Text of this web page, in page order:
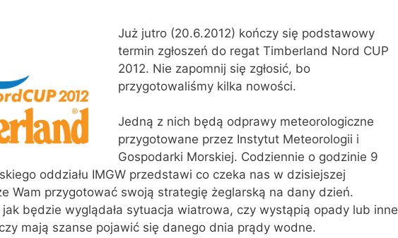
Już jutro (20.6.2012) kończy się podstawowy
termin zgłoszeń do regat Timberland Nord CUP
2012. Nie zapomnij się zgłosić, bo
przygotowaliśmy kilka nowości.
Jedną z nich będą odprawy meteorologiczne
przygotowane przez Instytut Meteorologii i
Gospodarki Morskiej. Codziennie o godzinie 9
oddziału IMGW przedstawi co czeka nas w dzisiejszej
Wam przygotować swoją strategię żeglarską na dany dzień.
jak będzie wyglądała sytuacja wiatrowa, czy wystąpią opady lub inne
mają szanse pojawić się danego dnia prądy wodne.